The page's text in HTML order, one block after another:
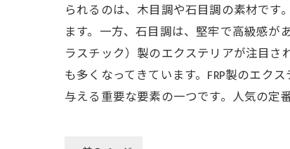
られるのは、木目調や石目調の素材で
ます。一方、石目調は、堅牢で高級感が
ラスチック）製のエクステリアが注目
も多くなってきています。FRP製のエク
与える重要な要素の一つです。人気の定